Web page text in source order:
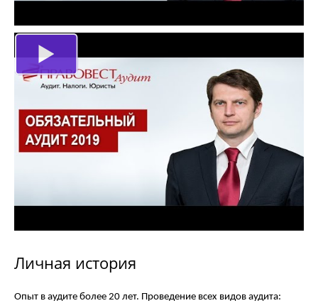
Личная история
Опыт в аудите более 20 лет. Проведение всех видов аудита: